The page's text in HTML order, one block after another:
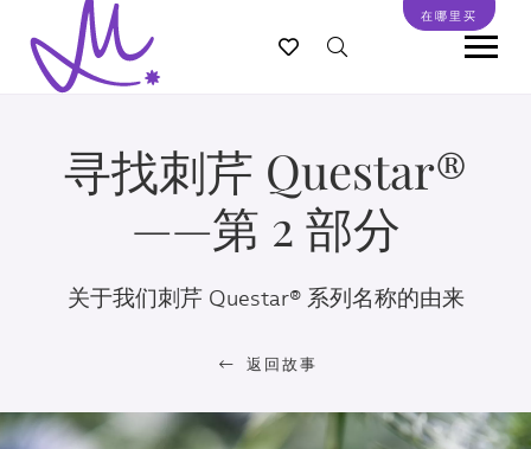
在哪里买
寻找刺芹 Questar®
——第 2 部分
关于我们刺芹 Questar® 系列名称的由来
返回故事